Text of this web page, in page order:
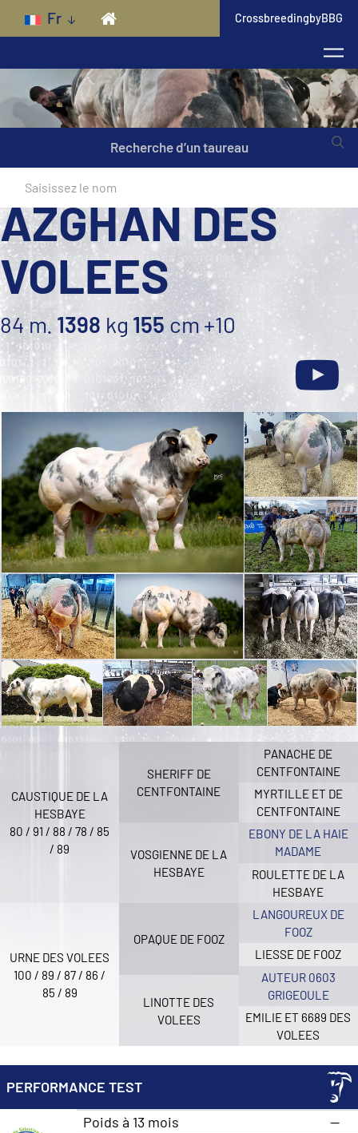
Skip to main content
Fr CrossbreedingbyBBG
Recherche d’un taureau
AZGHAN DES
VOLEES
84 m. 1398 kg 155 cm +10
CAUSTIQUE DE LA
HESBAYE
80 / 91 / 88 / 78 / 85
/ 89
SHERIFF DE
CENTFONTAINE
VOSGIENNE DE LA
HESBAYE
PANACHE DE
CENTFONTAINE
MYRTILLE ET DE
CENTFONTAINE
EBONY DE LA HAIE
MADAME
ROULETTE DE LA
HESBAYE
URNE DES VOLEES
100 / 89 / 87 / 86 /
85 / 89
OPAQUE DE FOOZ
LINOTTE DES
VOLEES
LANGOUREUX DE
FOOZ
LIESSE DE FOOZ
AUTEUR 0603
GRIGEOULE
EMILIE ET 6689 DES
VOLEES
PERFORMANCE TEST
Poids à 13 mois
—